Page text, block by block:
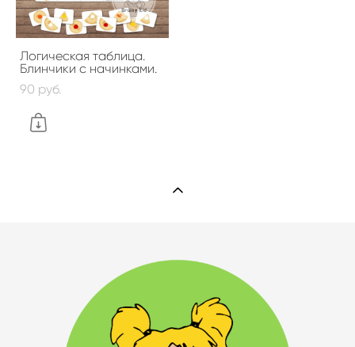
Логическая таблица.
Блинчики с начинками.
90 pуб.